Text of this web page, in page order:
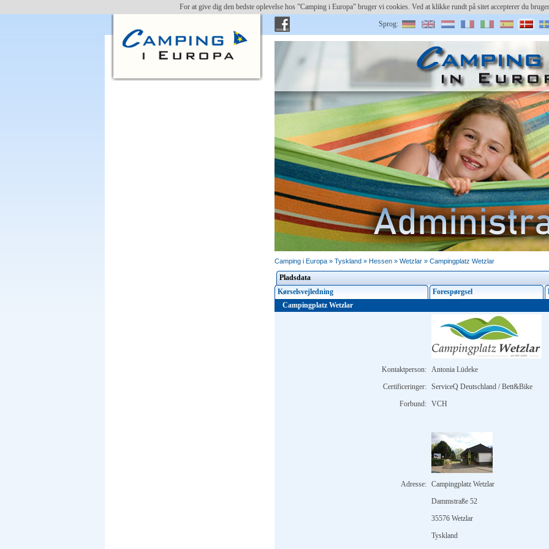
For at give dig den bedste oplevelse hos ”Camping i Europa” bruger vi cookies. Ved at klikke rundt på sitet accepterer du
Sprog:
Registrer plads
Camping i Europa » Tyskland » Hessen » Wetzlar » Campingplatz Wetzlar
Pladsdata
Kørselsvejledning
Forespørgsel
Campingplatz Wetzlar
Kontaktperson: Antonia Lüdeke
Certificeringer: ServiceQ Deutschland / Bett&Bike
Forbund: VCH
Adresse: Campingplatz Wetzlar
Dammstraße 52
35576 Wetzlar
Tyskland